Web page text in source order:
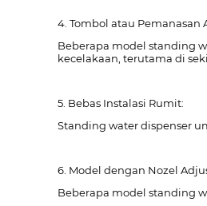
4. Tombol atau Pemanasan
Beberapa model standing
kecelakaan, terutama di
5. Bebas Instalasi Rumit:
Standing water dispenser
6. Model dengan Nozel
Beberapa model standing